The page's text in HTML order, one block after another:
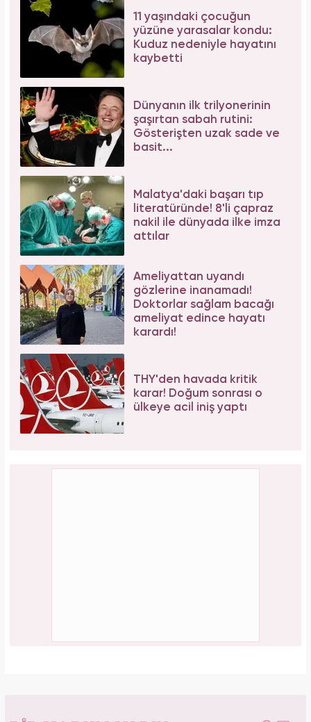
11 yaşındaki çocuğun
yüzüne yarasalar kondu:
Kuduz nedeniyle hayatını
kaybetti
Dünyanın ilk trilyonerinin
şaşırtan sabah rutini:
Gösterişten uzak sade ve
basit...
Malatya'daki başarı tıp
literatüründe! 8'li çapraz
nakil ile dünyada ilke imza
attılar
Ameliyattan uyandı
gözlerine inanamadı!
Doktorlar sağlam bacağı
ameliyat edince hayatı
karardı!
THY'den havada kritik
karar! Doğum sonrası o
ülkeye acil iniş yaptı